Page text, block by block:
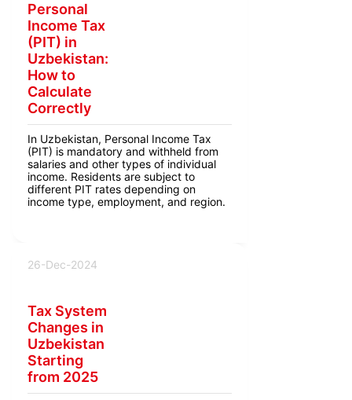
Personal
Income Tax
(PIT) in
Uzbekistan:
How to
Calculate
Correctly
In Uzbekistan, Personal Income Tax
(PIT) is mandatory and withheld from
salaries and other types of individual
income. Residents are subject to
different PIT rates depending on
income type, employment, and region.
26-Dec-2024
Tax System
Changes in
Uzbekistan
Starting
from 2025